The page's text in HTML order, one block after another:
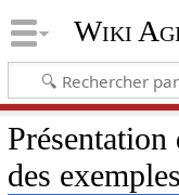
Wiki
des exemples